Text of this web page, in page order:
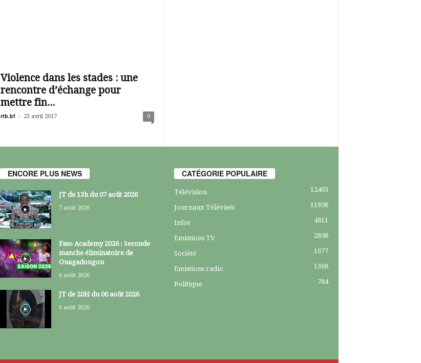
Violence dans les stades : une
rencontre d’échange pour
mettre fin...
rtb.bf - 23 avril 2017 0
ENCORE PLUS NEWS
JT de 13h du 07 août 2026
7 août 2026
Faso Academy 2026 : Seconde
manche éliminatoire de
Ouagadougou
6 août 2026
JT de 20H du 06 août 2026
6 août 2026
CATÉGORIE POPULAIRE
Télévision 12463
Journaux Télévisés 11898
Infos 4811
Emissions TV 2898
Société 1677
Emissions radio 1368
Politique 784